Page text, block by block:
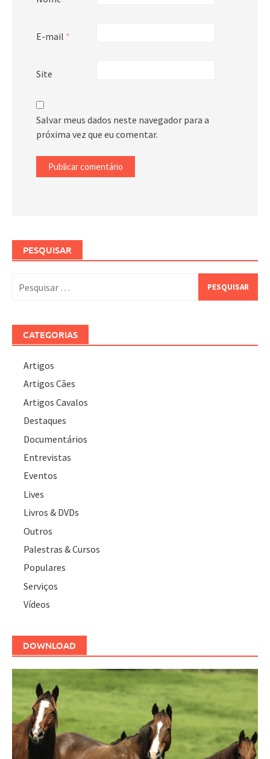
E-mail *
Site
Salvar meus dados neste navegador para a
próxima vez que eu comentar.
PESQUISAR
por:
CATEGORIAS
Artigos
Artigos Cães
Artigos Cavalos
Destaques
Documentários
Entrevistas
Eventos
Lives
Livros & DVDs
Outros
Palestras & Cursos
Populares
Serviços
Vídeos
DOWNLOAD